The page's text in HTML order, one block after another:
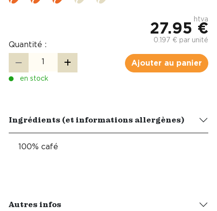
Quantité :
htva
27.95 €
0.197 € par unité
Ajouter au panier
en stock
Ingrédients (et informations allergènes)
100% café
Autres infos